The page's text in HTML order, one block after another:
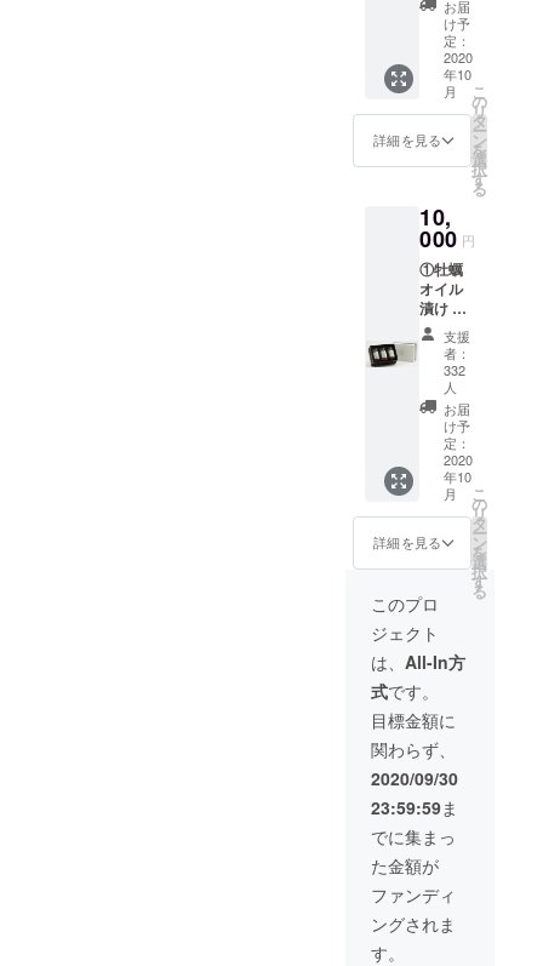
吟醸オ
イル漬
け 小
瓶:120g
×1本
む) ・牡
蠣のオ
リーブ
オイル
漬け
瓶:200g
×1本 ・
瓶:120g
×1本 ・
牡蠣と
広島レ
モンの
アヒー
ジョ 小
瓶:120g
×1本 ・
牡蠣と
チーズ
のオイ
ル漬け
瓶:120g
×1本 ・
吟醸オ
イル漬
瓶:120g
×1本 ②
コロナ
収束
際に瀬
戸内地
方や広
島県に
来てい
ただき
たいと
いう思
いを込
めて、
直売
店、ま
た当店
お届
け予
定：
2020
年10
月
詳細を見る
こ
の
リ
タ
ー
ン
を
選
択
す
る
10,
000 円
①牡蠣
オイル
漬け 支
援特別
セット
(※全国
均一送
料含む)
牡蠣オ
リーブ
オイル
け:200g
×1本、
牡蠣バ
け:200g
×1本、
牡蠣の
広島レ
モンオ
リーブ
オイル
漬
け:200g
×1本、
牡蠣の
アヒー
ジョ 小
瓶:120g
×1本、
牡蠣と
広島レ
モンの
支援
者：
332
人
お届
け予
定：
2020
年10
月
詳細を見る
こ
の
リ
タ
ー
ン
を
選
択
す
る
このプロ
ジェクト
は、 All-In方
式です。
目標金額に
関わらず、
2020/09/30
23:59:59ま
でに集まっ
た金額が
ファンディ
ングされま
す。